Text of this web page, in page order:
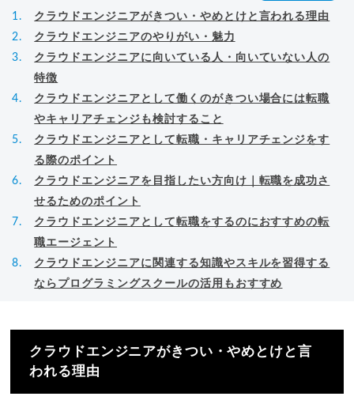
クラウドエンジニアがきつい・やめとけと言われる理由
クラウドエンジニアのやりがい・魅力
クラウドエンジニアに向いている人・向いていない人の
特徴
クラウドエンジニアとして働くのがきつい場合には転職
やキャリアチェンジも検討すること
クラウドエンジニアとして転職・キャリアチェンジをす
る際のポイント
クラウドエンジニアを目指したい方向け｜転職を成功さ
せるためのポイント
クラウドエンジニアとして転職をするのにおすすめの転
職エージェント
クラウドエンジニアに関連する知識やスキルを習得する
ならプログラミングスクールの活用もおすすめ
クラウドエンジニアがきつい・やめとけと言
われる理由